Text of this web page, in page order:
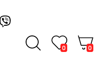
0 0